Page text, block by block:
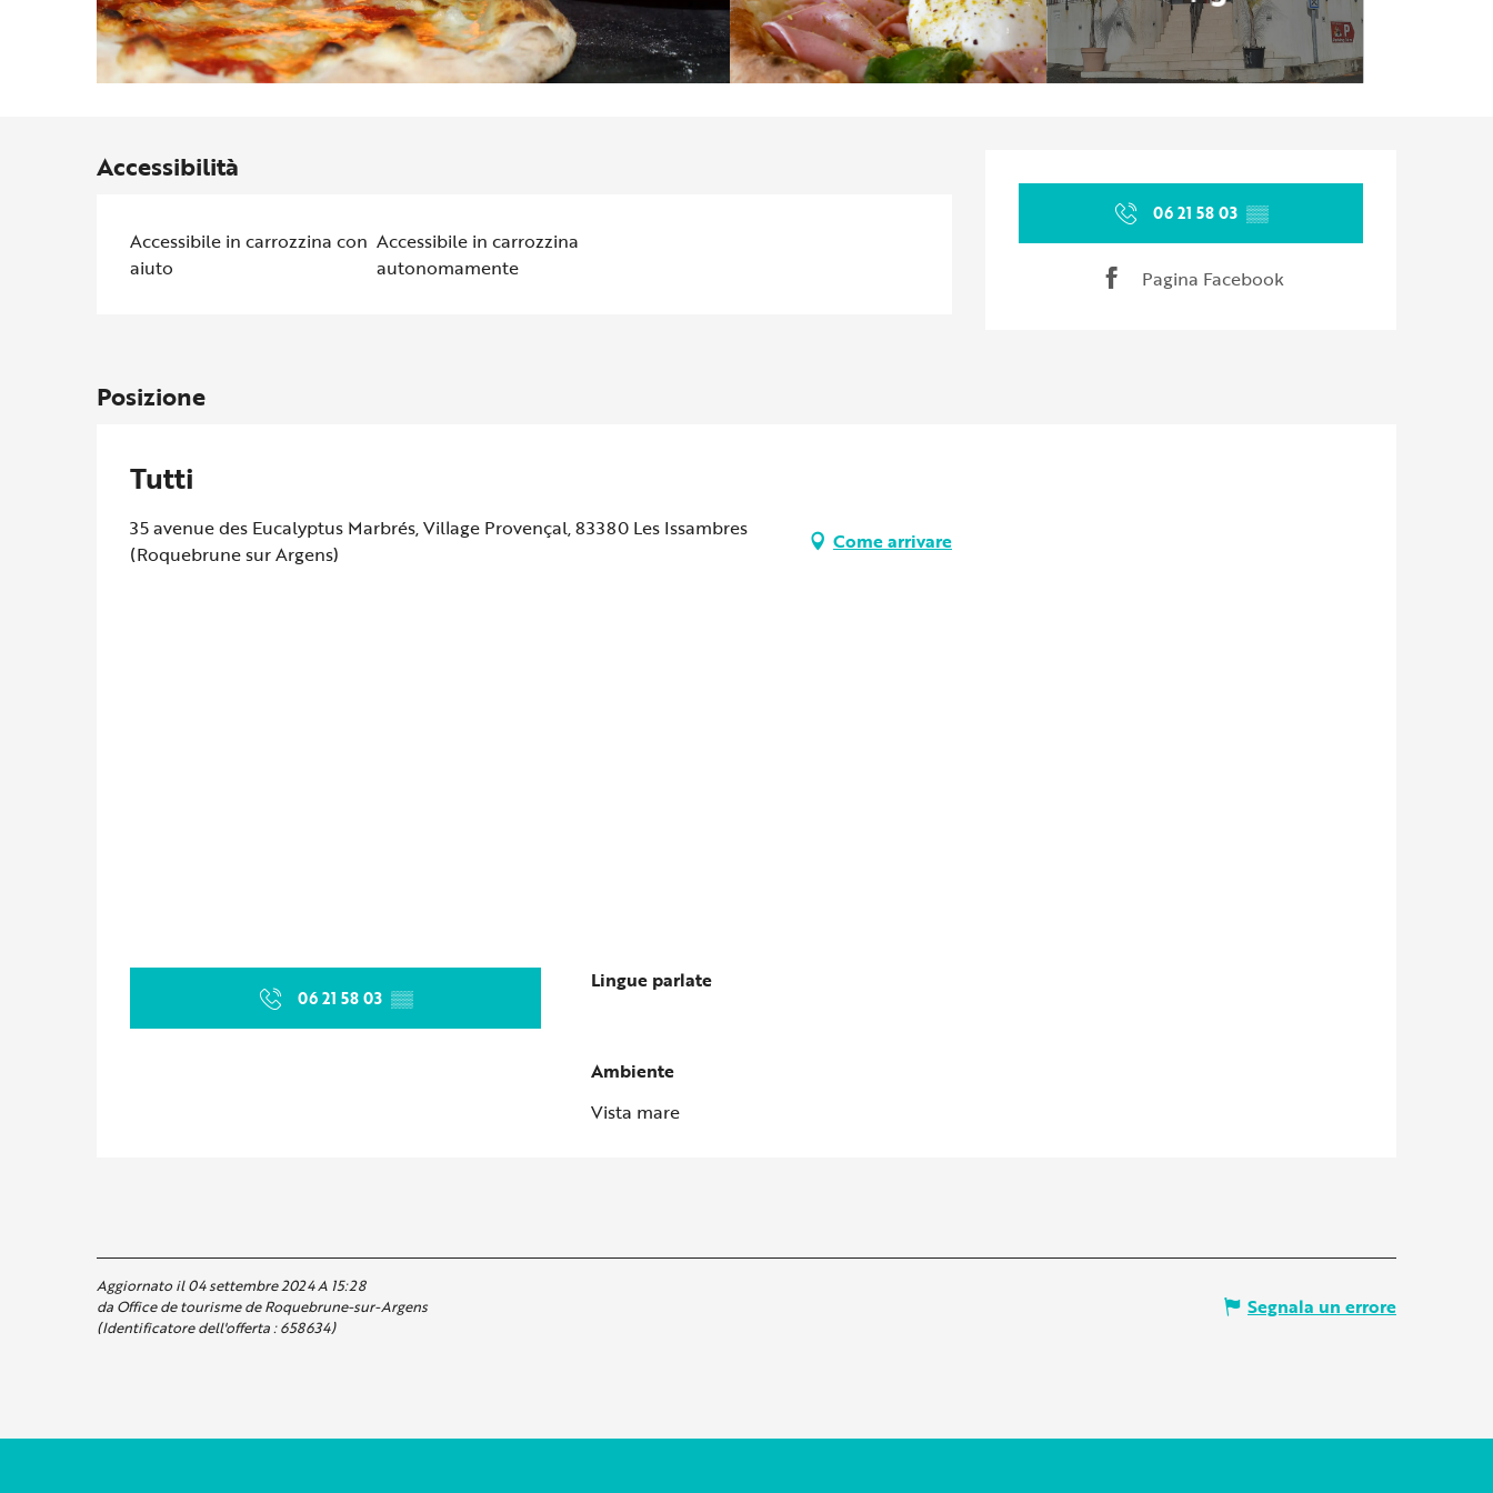
Orari e contatti
06 21 58 03 ▒▒
Pagina Facebook
Accessibilità
Accessibile in carrozzina con
aiuto
Accessibile in carrozzina
autonomamente
Posizione
Tutti
35 avenue des Eucalyptus Marbrés, Village Provençal, 83380 Les Issambres
(Roquebrune sur Argens)
Come arrivare
06 21 58 03 ▒▒
Lingue parlate
Lingue parlate
Ambiente
Ambiente
Vista mare
Aggiornato il 04 settembre 2024 A 15:28
da Office de tourisme de Roquebrune-sur-Argens
(Identificatore dell'offerta :658634)
Segnala un errore